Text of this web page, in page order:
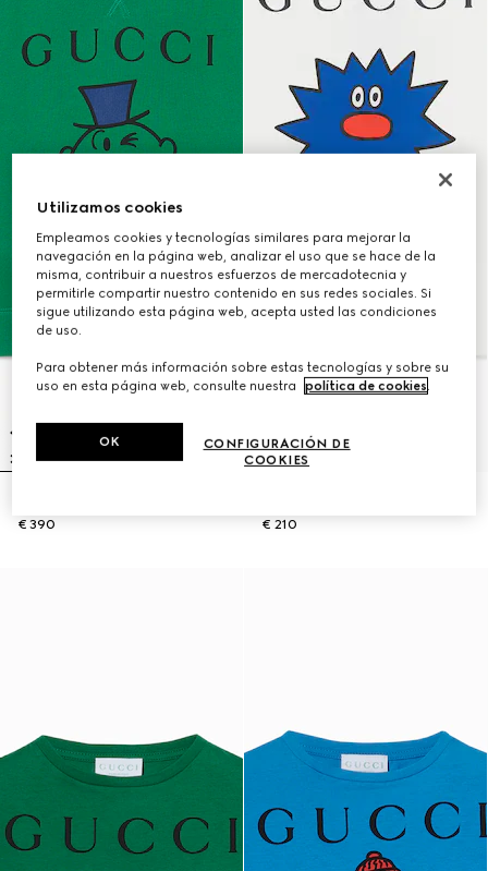
€ 390
€ 210
Utilizamos cookies
Empleamos cookies y tecnologías similares para mejorar la
navegación en la página web, analizar el uso que se hace de la
misma, contribuir a nuestros esfuerzos de mercadotecnia y
permitirle compartir nuestro contenido en sus redes sociales. Si
sigue utilizando esta página web, acepta usted las condiciones
de uso.
Para obtener más información sobre estas tecnologías y sobre su
uso en esta página web, consulte nuestra
política de cookies.
CONFIGURACIÓN DE
COOKIES
OK